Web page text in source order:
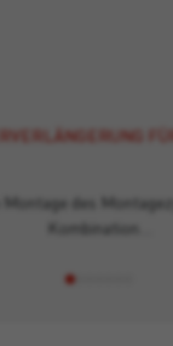
Montage des
Kombination…